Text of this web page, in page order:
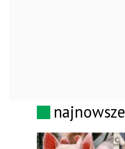
najnowsze